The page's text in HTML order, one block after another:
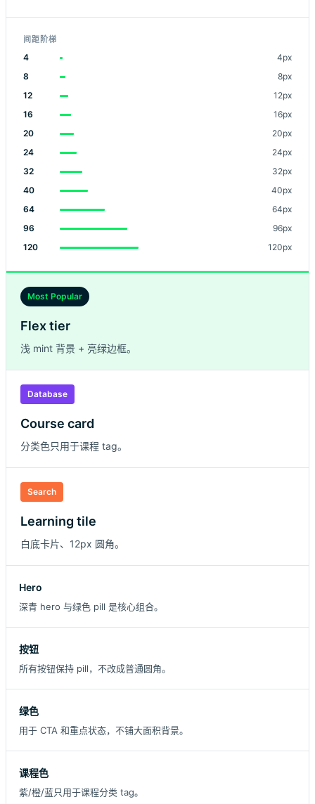
间距阶梯
4
4px
8
8px
12
12px
16
16px
20
20px
24
24px
32
32px
40
40px
64
64px
96
96px
120
120px
Most Popular
Flex tier
浅 mint 背景 + 亮绿边框。
Database
Course card
分类色只用于课程 tag。
Search
Learning tile
白底卡片、12px 圆角。
Hero
深青 hero 与绿色 pill 是核心组合。
按钮
所有按钮保持 pill，不改成普通圆角。
绿色
用于 CTA 和重点状态，不铺大面积背景。
课程色
紫/橙/蓝只用于课程分类 tag。